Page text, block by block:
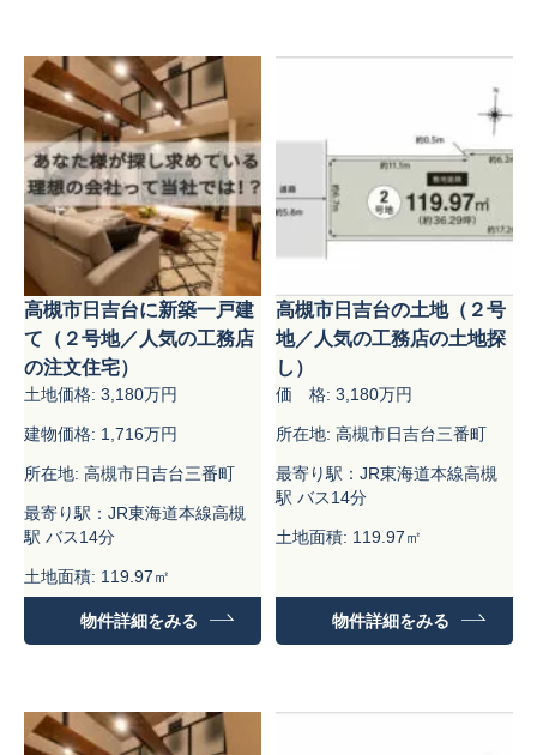
高槻市日吉台に新築一戸建
て（２号地／人気の工務店
の注文住宅）
土地価格: 3,180万円
建物価格: 1,716万円
所在地: 高槻市日吉台三番町
最寄り駅：JR東海道本線高槻
駅 バス14分
土地面積: 119.97㎡
建物面積: 99.18㎡
物件詳細をみる
高槻市日吉台の土地（２号
地／人気の工務店の土地探
し）
価 格: 3,180万円
所在地: 高槻市日吉台三番町
最寄り駅：JR東海道本線高槻
駅 バス14分
土地面積: 119.97㎡
物件詳細をみる